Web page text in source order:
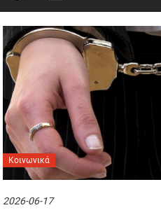
Κοινωνικά
2026-06-17